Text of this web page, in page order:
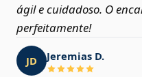
ágil e cuidadoso. O
perfeitamente!
JD Jeremias D.